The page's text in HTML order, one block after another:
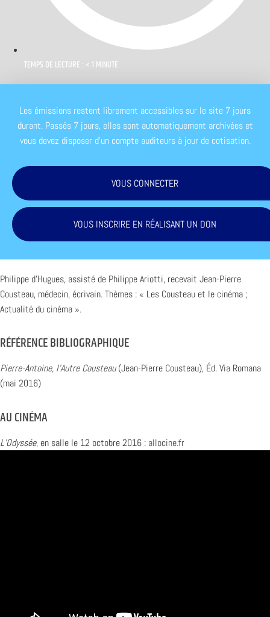
TEMPS DE LECTURE : < 1 MINUTE
Les émissions restent librement accessibles sur le site 7 jours
durant. Passés 7 jours, elles sont automatiquement archivées et
vous devez disposer d'un compte auditeurs à jour de cotisation.
VOUS CONNECTER
VOUS INSCRIRE EN RÉALISANT UN DON
Philippe d’Hugues, assisté de Philippe Ariotti, recevait Jean-Pierre
Cousteau, médecin, écrivain. Thèmes : « Les Cousteau et le cinéma ;
Actualité du cinéma ».
RÉFÉRENCE BIBLIOGRAPHIQUE
Pierre-Antoine, l’Autre Cousteau(Jean-Pierre Cousteau), Éd. Via Romana
(mai 2016)
AU CINÉMA
L’Odyssée, en salle le 12 octobre 2016 : allocine.fr